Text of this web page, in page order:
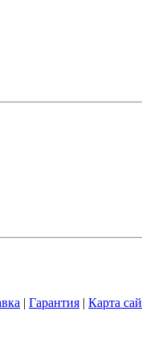
| Гарантия | Карта